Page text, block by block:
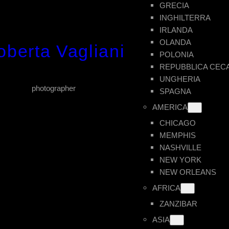
Vagliani
photographer
GRECIA
INGHILTERRA
IRLANDA
OLANDA
POLONIA
REPUBBLICA
UNGHERIA
SPAGNA
AMERICA
CHICAGO
MEMPHIS
NASHVILLE
NEW YORK
NEW ORLEANS
AFRICA
ZANZIBAR
ASIA